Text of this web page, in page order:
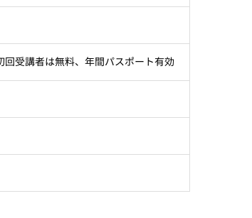
回受講者は無料、年間パスポート有効